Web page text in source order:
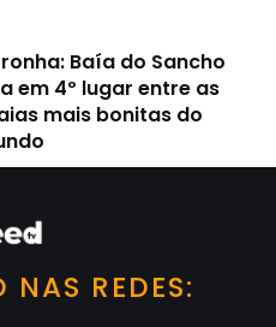
Baía do Sancho
em 4º lugar entre as
mais bonitas do
NAS REDES: